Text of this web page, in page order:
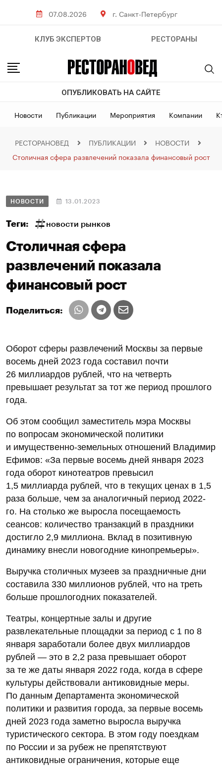
07.08.2026 г. Санкт-Петербург
КЛУБ ЭКСПЕРТОВ РЕСТОРАНЫ
ОПУБЛИКОВАТЬ НА САЙТЕ
Новости Публикации Мероприятия Компании
РЕСТОРАНОВЕД ПУБЛИКАЦИИ
НОВОСТИ
Столичная сфера развлечений показала финансовый рост
НОВОСТИ 13.01.2023
Теги: новости рынков
Столичная сфера
развлечений показала
финансовый рост
Поделиться:
Оборот сферы развлечений Москвы за первые
восемь дней 2023 года составил почти
26 миллиардов рублей, что на четверть
превышает результат за тот же период прошлого
года.
Об этом сообщил заместитель мэра Москвы
по вопросам экономической политики
и имущественно-земельных отношений Владимир
Ефимов: «За первые восемь дней января 2023
года оборот кинотеатров превысил
1,5 миллиарда рублей, что в текущих ценах в 1,5
раза больше, чем за аналогичный период 2022-
го. На столько же выросла посещаемость
сеансов: количество транзакций в праздники
достигло 2,9 миллиона. Вклад в позитивную
динамику внесли новогодние кинопремьеры».
Выручка столичных музеев за праздничные дни
составила 330 миллионов рублей, что на треть
больше прошлогодних показателей.
Театры, концертные залы и другие
развлекательные площадки за период с 1 по 8
января заработали более двух миллиардов
рублей — это в 2,2 раза превышает оборот
за те же даты января 2022 года, когда в сфере
культуры действовали антиковидные меры.
По данным Департамента экономической
политики и развития города, за первые восемь
дней 2023 года заметно выросла выручка
туристического сектора. В этом году поездкам
по России и за рубеж не препятствуют
антиковидные ограничения, которые еще